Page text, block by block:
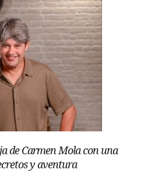
de Carmen Mola con una
y aventura